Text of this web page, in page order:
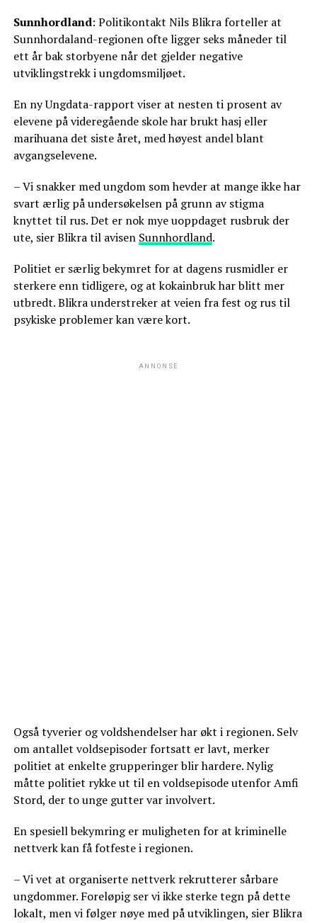
Sunnhordland: Politikontakt Nils Blikra forteller at
Sunnhordaland-regionen ofte ligger seks måneder til
ett år bak storbyene når det gjelder negative
utviklingstrekk i ungdomsmiljøet.
En ny Ungdata-rapport viser at nesten ti prosent av
elevene på videregående skole har brukt hasj eller
marihuana det siste året, med høyest andel blant
avgangselevene.
– Vi snakker med ungdom som hevder at mange ikke har
svart ærlig på undersøkelsen på grunn av stigma
knyttet til rus. Det er nok mye uoppdaget rusbruk der
ute, sier Blikra til avisen Sunnhordland.
Politiet er særlig bekymret for at dagens rusmidler er
sterkere enn tidligere, og at kokainbruk har blitt mer
utbredt. Blikra understreker at veien fra fest og rus til
psykiske problemer kan være kort.
ANNONSE
Også tyverier og voldshendelser har økt i regionen. Selv
om antallet voldsepisoder fortsatt er lavt, merker
politiet at enkelte grupperinger blir hardere. Nylig
måtte politiet rykke ut til en voldsepisode utenfor Amfi
Stord, der to unge gutter var involvert.
En spesiell bekymring er muligheten for at kriminelle
nettverk kan få fotfeste i regionen.
– Vi vet at organiserte nettverk rekrutterer sårbare
ungdommer. Foreløpig ser vi ikke sterke tegn på dette
lokalt, men vi følger nøye med på utviklingen, sier Blikra